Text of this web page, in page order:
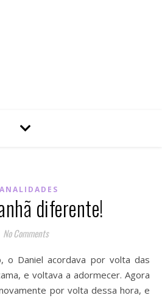
diferente!
No Comments
e voltava a adormecer. Agora
por volta dessa hora, e